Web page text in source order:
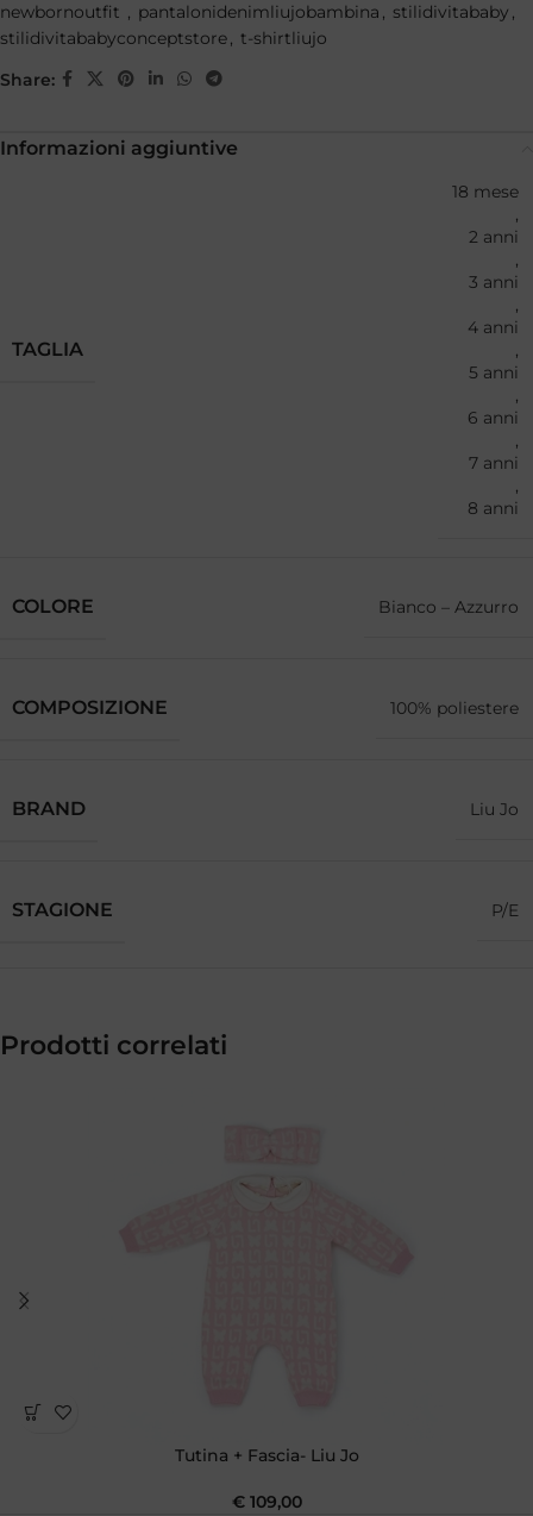
newbornoutfit , pantalonidenimliujobambina , stilidivitababy ,
stilidivitababyconceptstore, t-shirtliujo
Share:
Informazioni aggiuntive
TAGLIA
18 mese
,
2 anni
,
3 anni
,
4 anni
,
5 anni
,
6 anni
,
7 anni
,
8 anni
COLORE Bianco – Azzurro
COMPOSIZIONE 100% poliestere
BRAND Liu Jo
STAGIONE P/E
Prodotti correlati
Tutina + Fascia- Liu Jo
€109,00